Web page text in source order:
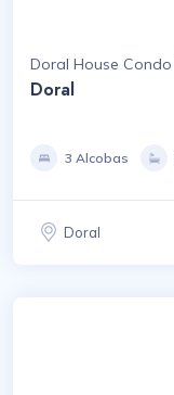
Doral House
Doral
3 Alcobas
Doral